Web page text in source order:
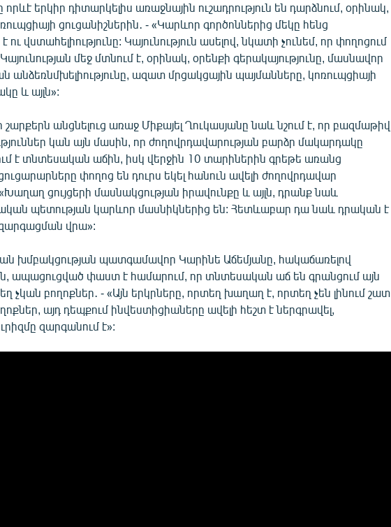
երկիր դիտարկելիս առաջնային ուշադրություն են դարձնում, օրինակ,
ցուցանիշներին․ - «Կարևոր գործոններից մեկը հենց
է ու վստահելիությունը: Կայունություն ասելով, նկատի չունեմ, որ փողոցում
Կայունության մեջ մտնում է, օրինակ, օրենքի գերակայությունը, մասնավոր
անձեռնմխելիությունը, ազատ մրցակցային պայմանները, կոռուպցիայի
և այլն»:
անցնելուց առաջ Միքայել Ղուկասյանը նաև նշում է, որ բազմաթիվ
կան այն մասին, որ ժողովրդավարության բարձր մակարդակը
է տնտեսական աճին, իսկ վերջին 10 տարիներին գրեթե առանց
փողոց են դուրս եկել հանուն ավելի ժողովրդավար
ցույցերի մասնակցության իրավունքը և այլն, դրանք նաև
պետության կարևոր մասնիկներից են: Հետևաբար դա նաև դրական է
վրա»:
խմբակցության պատգամավոր Կարինե Աճեմյանը, հակաճառելով
ապացուցված փաստ է համարում, որ տնտեսական աճ են գրանցում այն
չկան բողոքներ․ - «Այն երկրները, որտեղ խաղաղ է, որտեղ չեն լինում շատ
այդ դեպքում ինվեստիցիաները ավելի հեշտ է ներգրավել,
զարգանում է»: